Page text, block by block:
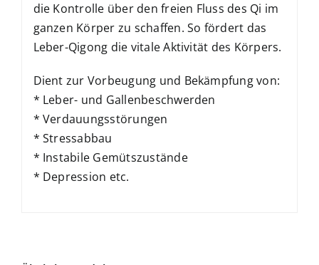
die Kontrolle über den freien Fluss des Qi im
ganzen Körper zu schaffen. So fördert das
Leber-Qigong die vitale Aktivität des Körpers.
Dient zur Vorbeugung und Bekämpfung von:
* Leber- und Gallenbeschwerden
* Verdauungsstörungen
* Stressabbau
* Instabile Gemütszustände
* Depression etc.